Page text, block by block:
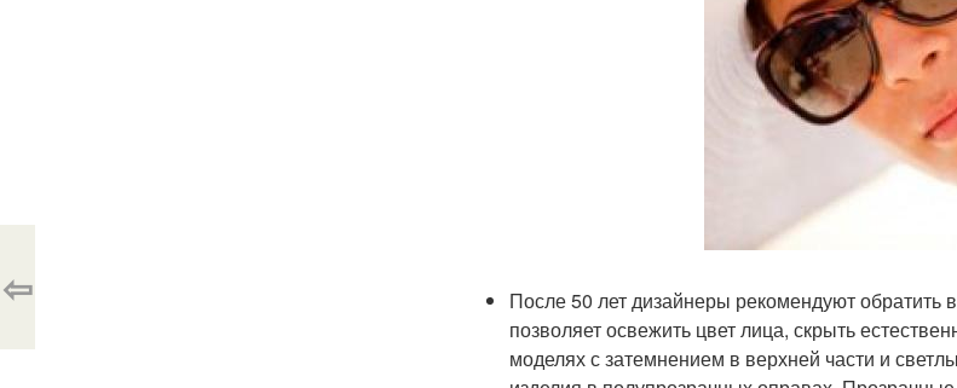
После 50 лет дизайнеры рекомендуют
позволяет освежить цвет лица, скрыть
моделях с затемнением в верхней части и
⇦